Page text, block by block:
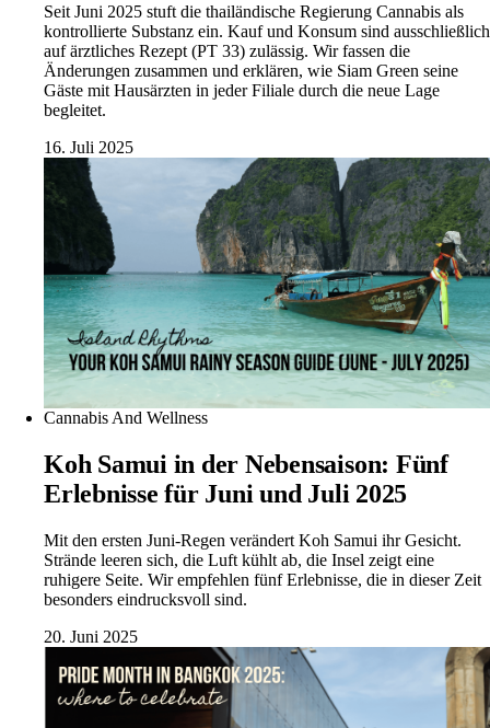
Seit Juni 2025 stuft die thailändische Regierung Cannabis als
kontrollierte Substanz ein. Kauf und Konsum sind ausschließlich
auf ärztliches Rezept (PT 33) zulässig. Wir fassen die
Änderungen zusammen und erklären, wie Siam Green seine
Gäste mit Hausärzten in jeder Filiale durch die neue Lage
begleitet.
16. Juli 2025
Cannabis And Wellness
Koh Samui in der Nebensaison: Fünf
Erlebnisse für Juni und Juli 2025
Mit den ersten Juni-Regen verändert Koh Samui ihr Gesicht.
Strände leeren sich, die Luft kühlt ab, die Insel zeigt eine
ruhigere Seite. Wir empfehlen fünf Erlebnisse, die in dieser Zeit
besonders eindrucksvoll sind.
20. Juni 2025